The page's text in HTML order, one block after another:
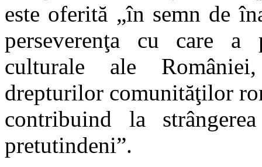
este oferită „în semn de
perseverenţa cu care a
culturale ale
drepturilor comunităţilor
contribuind la
pretutindeni”.